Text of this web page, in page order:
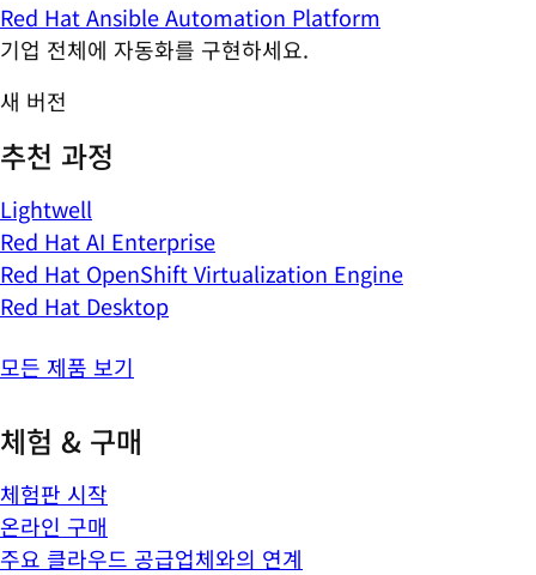
Red Hat Ansible Automation Platform
기업 전체에 자동화를 구현하세요.
새 버전
추천 과정
Lightwell
Red Hat AI Enterprise
Red Hat OpenShift Virtualization Engine
Red Hat Desktop
모든 제품 보기
체험 & 구매
체험판 시작
온라인 구매
주요 클라우드 공급업체와의 연계